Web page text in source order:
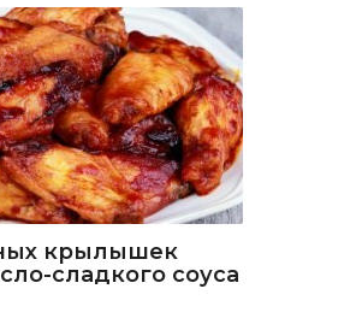
крылышек
сладкого соуса